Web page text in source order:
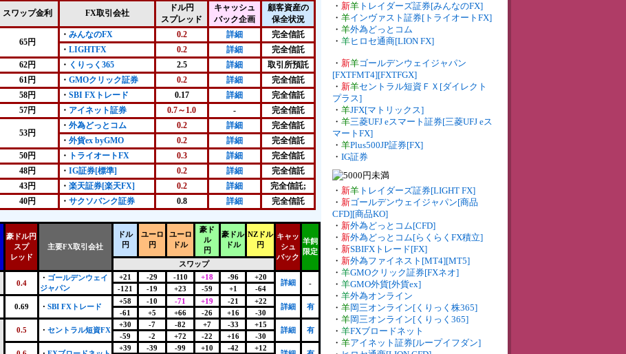
スワップ金利 FX取引会社
ドル円
スプレッド
キャッシュ
バック企画
顧客資産の
保全状況
65円
・ みんなのFX 0.2 詳細
完全信託
・ LIGHTFX 0.2 詳細
完全信託
62円 ・ くりっく365 2.5 詳細
取引所預託
61円 ・ GMOクリック証券 0.2 詳細
完全信託
58円 ・ SBI FXトレード 0.17 詳細
完全信託
57円 ・ アイネット証券 0.7～1.0 - 完全信託
53円
・ 外為どっとコム 0.2 詳細
完全信託
・ 外貨ex byGMO 0.2 詳細
完全信託
50円 ・ トライオートFX 0.3 詳細
完全信託
48円 ・ IG証券[標準] 0.2 詳細
完全信託
43円 ・ 楽天証券[楽天FX] 0.2 詳細
完全信託;
40円 ・ サクソバンク証券 0.8 詳細 完全信託
豪ドル円
スプ
レッド
主要FX取引会社
ドル
円
ユーロ
円
ユーロ
ドル
豪ド
ル
円
豪ドル
ドル
NZドル
円
キャッ
シュ
バック
羊飼
限定
スワップ
0.4
・ ゴールデンウェイ
ジャパン
+21 -29 -110 +18 -96 +20
詳細 -
-121 -19 +23 -59 +1 -64
0.69 ・ SBI FXトレード
+58 -10 -71 +19 -21 +22
詳細 有
-61 +5 +66 -26 +16 -30
0.5 ・ セントラル短資FX
+30 -7 -82 +7 -33 +15
詳細 有
-59 -2 +72 -22 +16 -30
+39 -39 -99 +10 -42 +12
・ 新羊 トレイダーズ証券[みんなのFX]
・ 羊インヴァスト証券[トライオートFX]
・ 羊外為どっとコム
・ 羊ヒロセ通商[LION FX]
・ 新羊ゴールデンウェイジャパン
[FXTFMT4][FXTFGX]
・ 新羊セントラル短資ＦＸ[ダイレクト
プラス]
・ 羊JFX[マトリックス]
・ 羊三菱UFJ eスマート証券[三菱UFJ eス
マートFX]
・ 羊Plus500JP証券[FX]
・ IG証券
・ 新羊 トレイダーズ証券[LIGHT FX]
・ 新ゴールデンウェイジャパン[商品
CFD][商品KO]
・ 新外為どっとコム[CFD]
・ 新外為どっとコム[らくらくFX積立]
・ 新SBIFXトレード[FX]
・ 新外為ファイネスト[MT4][MT5]
・ 羊GMOクリック証券[FXネオ]
・ 羊GMO外貨[外貨ex]
・ 羊外為オンライン
・ 羊岡三オンライン[くりっく株365]
・ 羊岡三オンライン[くりっく365]
・ 羊FXブロードネット
・ 羊アイネット証券[ループイフダン]